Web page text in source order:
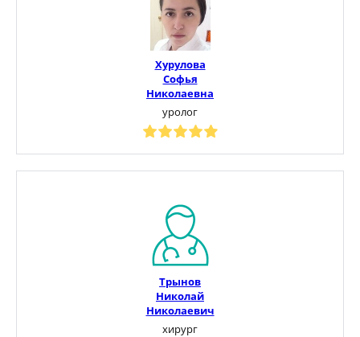
Хурулова
Софья
Николаевна
уролог
Трынов
Николай
Николаевич
хирург